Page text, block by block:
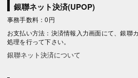
銀聯ネット決済(UPOP)
事務手数料：0円
お支払い方法：決済情報入力画面にて、銀聯
処理を行って下さい。
銀聯ネット決済について